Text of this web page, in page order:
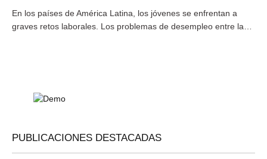
En los países de América Latina, los jóvenes se enfrentan a
graves retos laborales. Los problemas de desempleo entre la…
PUBLICACIONES DESTACADAS